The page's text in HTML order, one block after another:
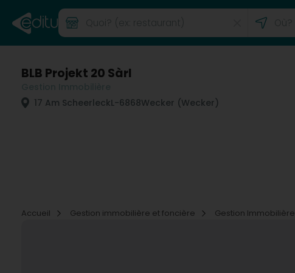
BLB Projekt 20 Sàrl
17 Am ScheerleckL-6868Wecker (Wecker)
Accueil
Gestion immobilière et foncière Gestion Immobilière